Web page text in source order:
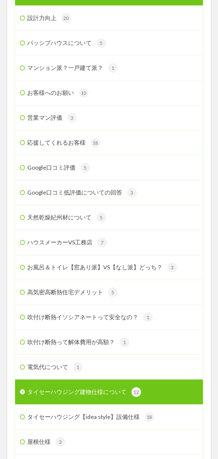
設計力向上 20
パッシブハウスについて 5
マンション派？一戸建て派？ 1
お客様へのお願い 10
営業マン評価 3
応援してくれるお客様 18
Google口コミ評価 5
Google口コミ低評価についての回答 3
天然乾燥紀州材について 5
ハウスメーカーVS工務店 7
お風呂＆トイレ【窓あり派】VS【なし派】どっち？ 3
高気密高断熱住宅デメリット 5
吹付け断熱イソシアネートって安全なの？ 1
吹付け断熱って解体費用が高額？ 1
電気代について 1
タイセーハウジング建物仕様について 12
タイセーハウジング【idea style】設備仕様 18
屋根仕様 3